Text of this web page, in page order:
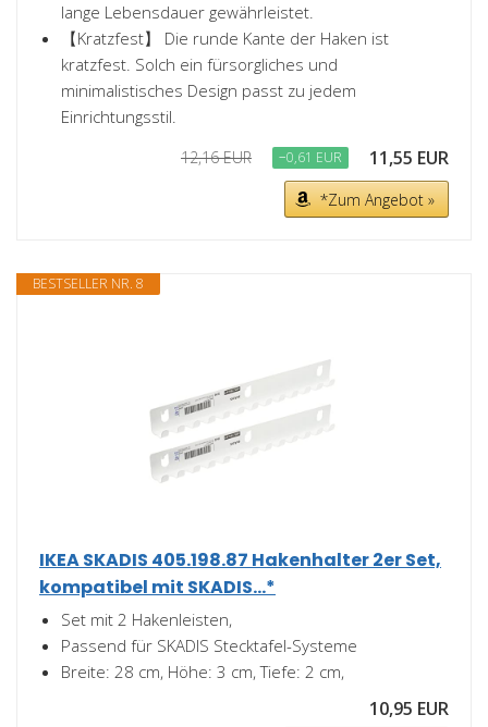
lange Lebensdauer gewährleistet.
【Kratzfest】 Die runde Kante der Haken ist
kratzfest. Solch ein fürsorgliches und
minimalistisches Design passt zu jedem
Einrichtungsstil.
12,16 EUR −0,61 EUR 11,55 EUR
*Zum Angebot »
BESTSELLER NR. 8
IKEA SKADIS 405.198.87 Hakenhalter 2er Set,
kompatibel mit SKADIS...*
Set mit 2 Hakenleisten,
Passend für SKADIS Stecktafel-Systeme
Breite: 28 cm, Höhe: 3 cm, Tiefe: 2 cm,
10,95 EUR